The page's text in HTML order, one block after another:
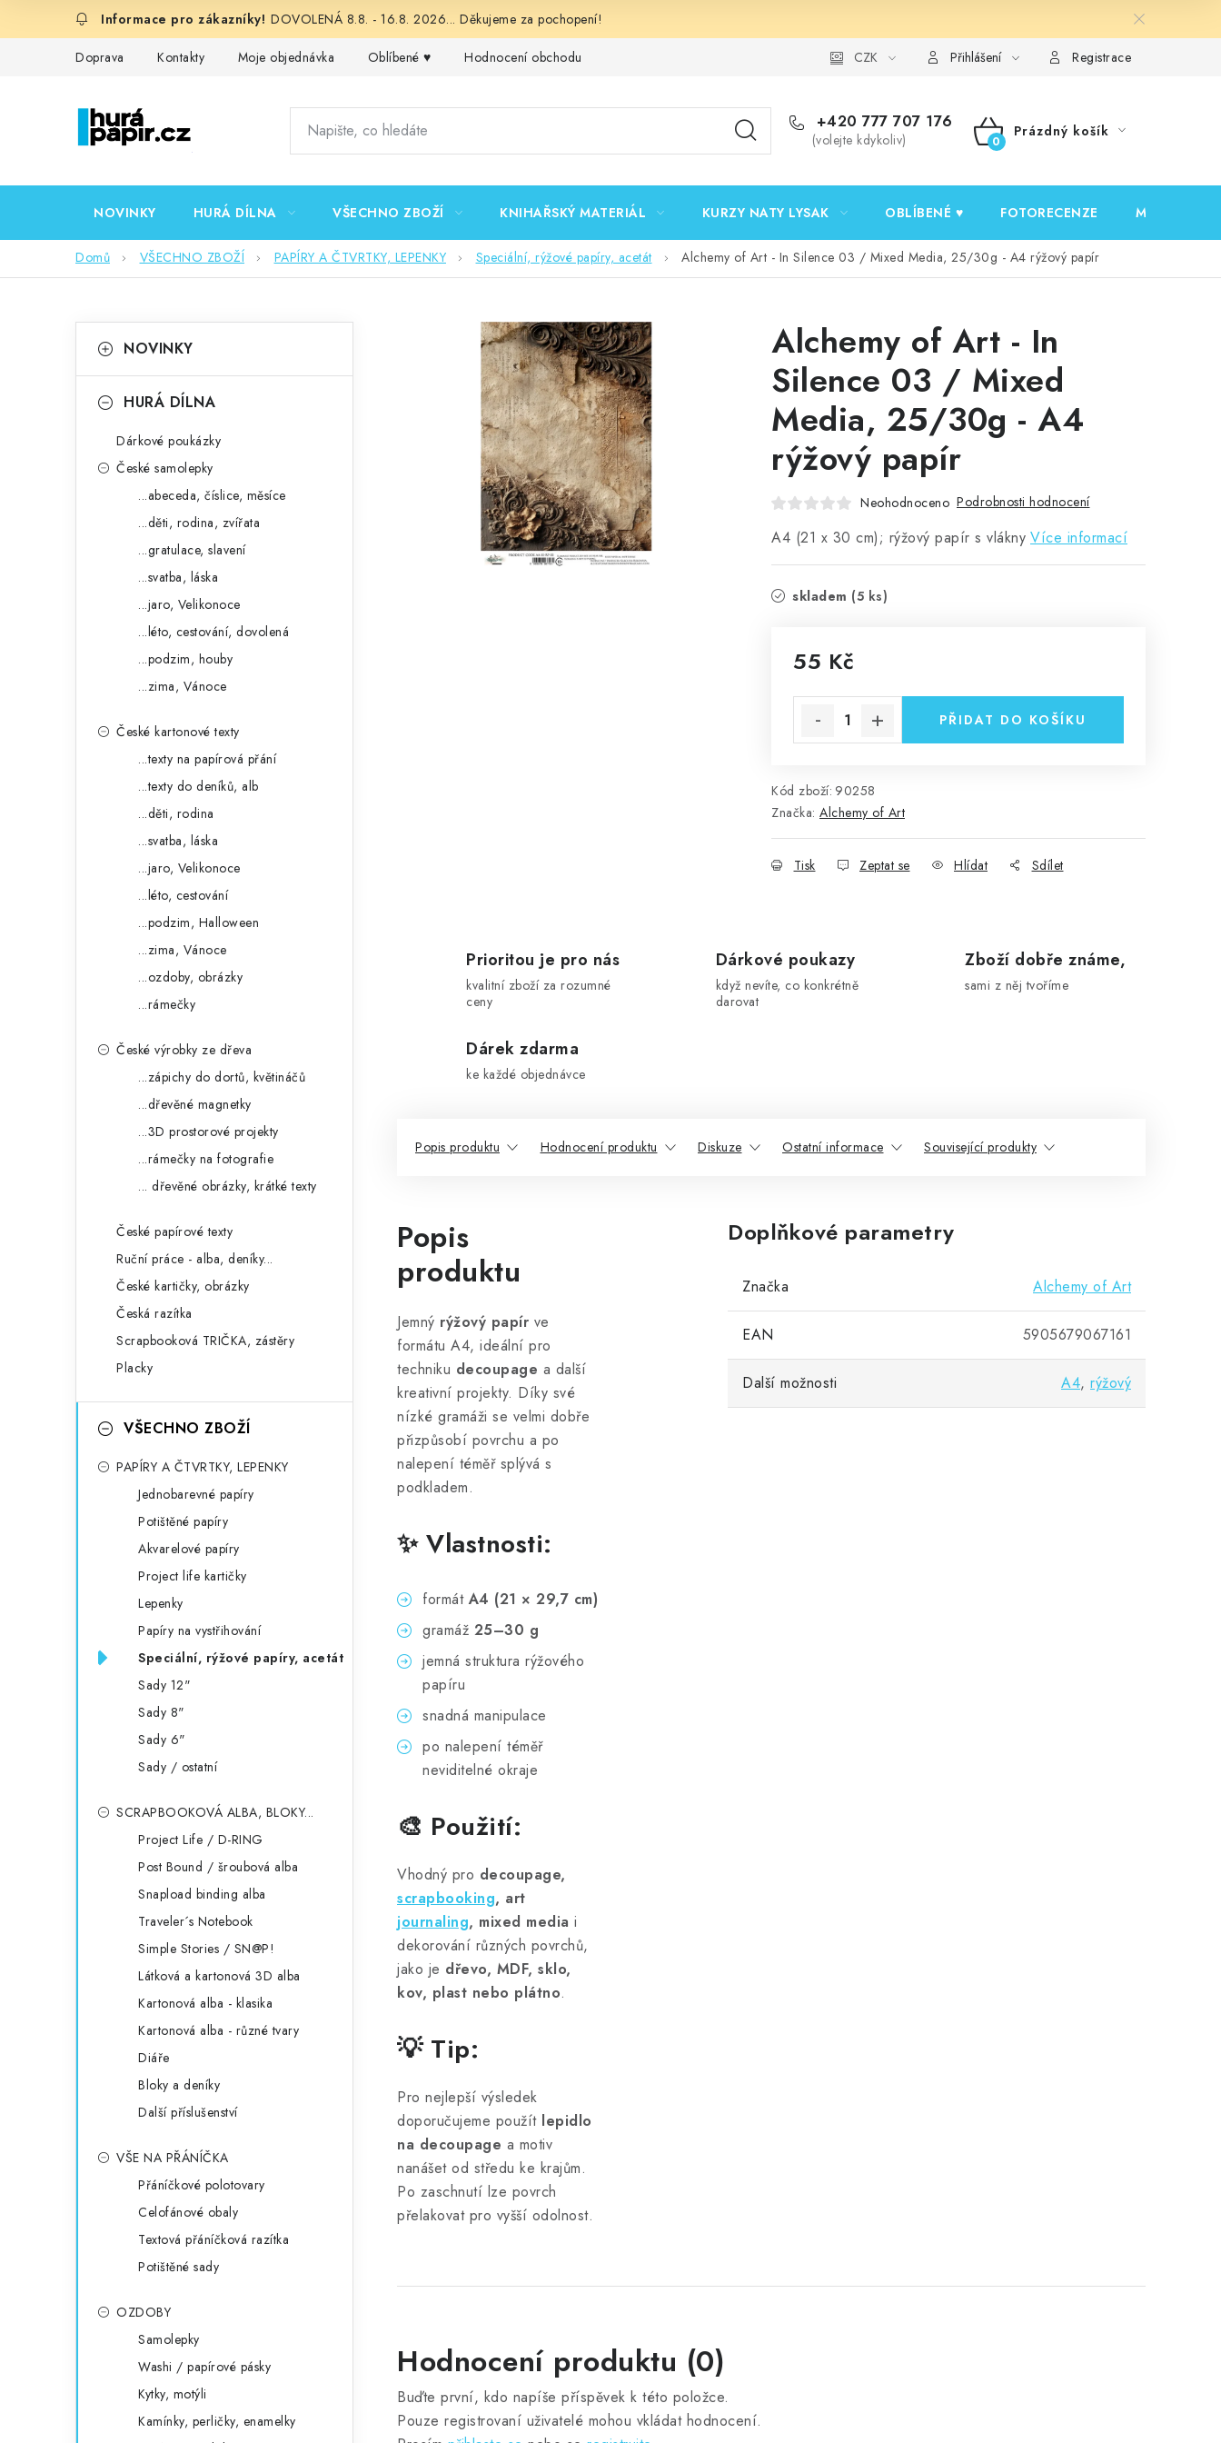
DOVOLENÁ 8.8. - 16.8. 2026... Děkujeme za pochopení!
Doprava Kontakty Moje objednávka Oblíbené ♥️ Hodnocení obchodu Podmínky ochrany osobních údajů Ověřování recenzí
CZK Přihlášení Registrace
+420 777 707 176
(volejte kdykoliv)
NÁKUPNÍ
Prázdný košík
NOVINKY HURÁ DÍLNA VŠECHNO ZBOŽÍ KNIHAŘSKÝ MATERIÁL KURZY NATY LYSAK OBLÍBENÉ ♥️ FOTORECENZE MOJE
Domů VŠECHNO ZBOŽÍ PAPÍRY A ČTVRTKY, LEPENKY Speciální, rýžové papíry, acetát Alchemy of Art - In Silence 03 / Mixed Media, 25/30g - A4 rýžový papír
okategorie
a
NOVINKY
HURÁ DÍLNA
Dárkové poukázky
České samolepky
...abeceda, číslice, měsíce
...děti, rodina, zvířata
...gratulace, slavení
...svatba, láska
...jaro, Velikonoce
...léto, cestování, dovolená
...podzim, houby
...zima, Vánoce
České kartonové texty
...texty na papírová přání
...texty do deníků, alb
...děti, rodina
...svatba, láska
...jaro, Velikonoce
...léto, cestování
...podzim, Halloween
...zima, Vánoce
...ozdoby, obrázky
...rámečky
České výrobky ze dřeva
...zápichy do dortů, květináčů
...dřevěné magnetky
...3D prostorové projekty
...rámečky na fotografie
... dřevěné obrázky, krátké texty
České papírové texty
Ruční práce - alba, deníky...
České kartičky, obrázky
Česká razítka
Scrapbooková TRIČKA, zástěry
Placky
VŠECHNO ZBOŽÍ
PAPÍRY A ČTVRTKY, LEPENKY
Jednobarevné papíry
Potištěné papíry
Akvarelové papíry
Project life kartičky
Lepenky
Papíry na vystřihování
Speciální, rýžové papíry, acetát
Sady 12"
Sady 8"
Sady 6"
Sady / ostatní
SCRAPBOOKOVÁ ALBA, BLOKY...
Project Life / D-RING
Post Bound / šroubová alba
Snapload binding alba
Traveler´s Notebook
Simple Stories / SN@P!
Látková a kartonová 3D alba
Kartonová alba - klasika
Kartonová alba - různé tvary
Diáře
Bloky a deníky
Další příslušenství
VŠE NA PŘÁNÍČKA
Přáníčkové polotovary
Celofánové obaly
Textová přáníčková razítka
Potištěné sady
OZDOBY
Samolepky
Washi / papírové pásky
Kytky, motýli
Kamínky, perličky, enamelky
Alchemy of Art - In
Silence 03 / Mixed
Media, 25/30g - A4
rýžový papír
Neohodnoceno Podrobnosti hodnocení
A4 (21 x 30 cm); rýžový papír s vlákny Více informací
skladem (5 ks)
55 Kč
PŘIDAT DO KOŠÍKU
Kód zboží: 90258
Značka: Alchemy of Art
Tisk Zeptat se Hlídat Sdílet
Prioritou je pro nás
kvalitní zboží za rozumné
ceny
Dárkové poukazy
když nevíte, co konkrétně
darovat
Zboží dobře známe,
sami z něj tvoříme
Dárek zdarma
ke každé objednávce
Popis produktu Hodnocení produktu Diskuze Ostatní informace Související produkty
Popis
produktu
Jemný rýžový papír ve
formátu A4, ideální pro
techniku decoupage a další
kreativní projekty. Díky své
nízké gramáži se velmi dobře
přizpůsobí povrchu a po
nalepení téměř splývá s
podkladem.
✨ Vlastnosti:
formát A4 (21 × 29,7 cm)
gramáž 25–30 g
jemná struktura rýžového
papíru
snadná manipulace
po nalepení téměř
neviditelné okraje
🎨 Použití:
Vhodný pro decoupage,
scrapbooking, art
journaling, mixed media i
dekorování různých povrchů,
jako je dřevo, MDF, sklo,
kov, plast nebo plátno.
💡 Tip:
Pro nejlepší výsledek
doporučujeme použít lepidlo
na decoupage a motiv
nanášet od středu ke krajům.
Po zaschnutí lze povrch
přelakovat pro vyšší odolnost.
Doplňkové parametry
Značka Alchemy of Art
EAN 5905679067161
Další možnosti A4, rýžový
Hodnocení produktu (0)
Buďte první, kdo napíše příspěvek k této položce.
Pouze registrovaní uživatelé mohou vkládat hodnocení.